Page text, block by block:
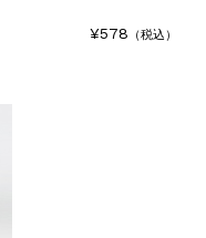
¥578 （税込）